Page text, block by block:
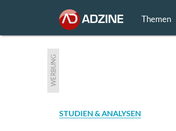
Themen
WERBUNG
STUDIEN & ANALYSEN